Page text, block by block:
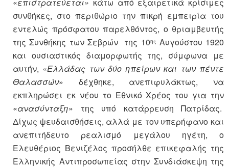
«επιστρατεύεται» κάτω από εξαιρετικά κρίσιμες
συνθήκες, στο περιθώριο την πικρή εμπειρία του
εντελώς πρόσφατου παρελθόντος, ο θριαμβευτής
της Συνθήκης των Σεβρών της 10ης Αυγούστου 1920
και ουσιαστικός διαμορφωτής της, σύμφωνα με
αυτήν, «Ελλάδας των δύο ηπείρων και των πέντε
Θαλασσών» δέχθηκε, ανεπιφυλάκτως, να
εκπληρώσει εκ νέου το Εθνικό Χρέος του για την
«ανασύνταξη» της υπό κατάρρευση Πατρίδας.
Δίχως ψευδαισθήσεις, αλλά με τον υπερήφανο και
ανεπιτήδευτο ρεαλισμό μεγάλου ηγέτη, ο
Ελευθέριος Βενιζέλος προσήλθε επικεφαλής της
Ελληνικής Αντιπροσωπείας στην Συνδιάσκεψη της